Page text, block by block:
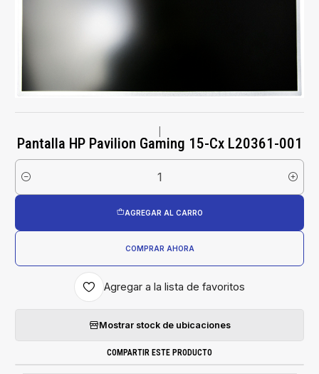
Pantalla HP Pavilion Gaming 15-Cx L20361-001
Cantidad
AGREGAR AL CARRO
COMPRAR AHORA
Agregar a la lista de favoritos
Mostrar stock de ubicaciones
COMPARTIR ESTE PRODUCTO